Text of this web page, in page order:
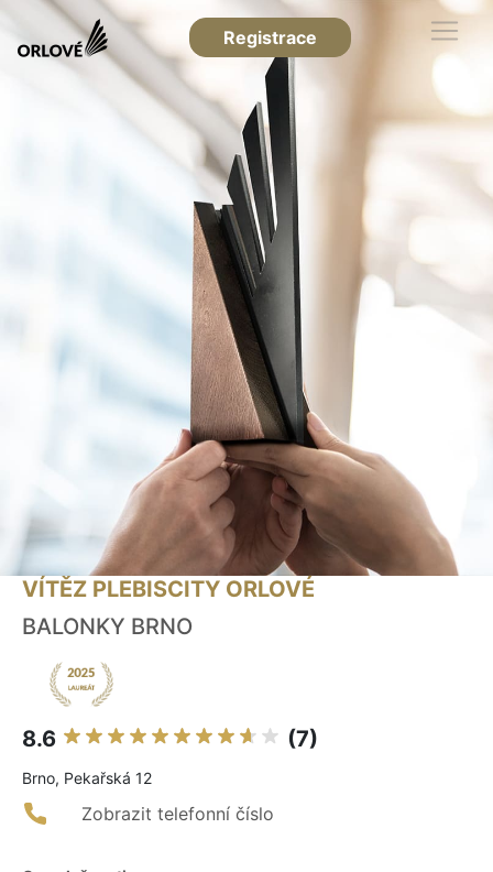
Registrace
VÍTĚZ PLEBISCITY ORLOVÉ
BALONKY BRNO
8.6 (7)
Brno, Pekařská 12
Zobrazit telefonní číslo